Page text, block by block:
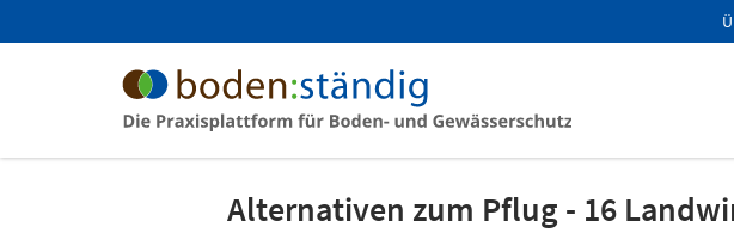
Alternativen zum Pflug - 16